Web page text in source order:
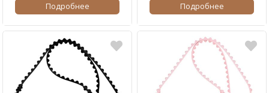
Подробнее Подробнее